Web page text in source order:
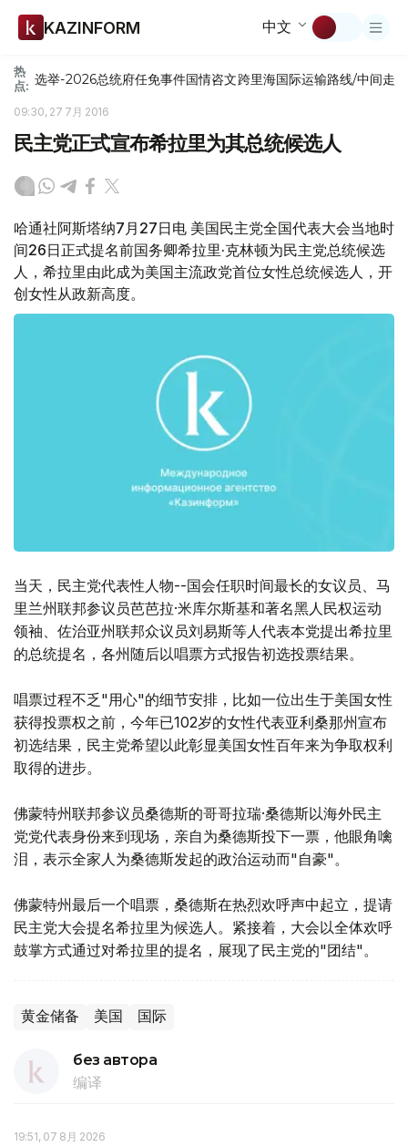
KAZINFORM 中文
热
点: 选举-2026总统府任免事件国情咨文跨里海国际运输路线/中间走廊
09:30, 27 7月 2016
民主党正式宣布希拉里为其总统候选人
哈通社阿斯塔纳7月27日电 美国民主党全国代表大会当地时
间26日正式提名前国务卿希拉里·克林顿为民主党总统候选
人，希拉里由此成为美国主流政党首位女性总统候选人，开
创女性从政新高度。
当天，民主党代表性人物--国会任职时间最长的女议员、马
里兰州联邦参议员芭芭拉·米库尔斯基和著名黑人民权运动
领袖、佐治亚州联邦众议员刘易斯等人代表本党提出希拉里
的总统提名，各州随后以唱票方式报告初选投票结果。
唱票过程不乏"用心"的细节安排，比如一位出生于美国女性
获得投票权之前，今年已102岁的女性代表亚利桑那州宣布
初选结果，民主党希望以此彰显美国女性百年来为争取权利
取得的进步。
佛蒙特州联邦参议员桑德斯的哥哥拉瑞·桑德斯以海外民主
党党代表身份来到现场，亲自为桑德斯投下一票，他眼角噙
泪，表示全家人为桑德斯发起的政治运动而"自豪"。
佛蒙特州最后一个唱票，桑德斯在热烈欢呼声中起立，提请
民主党大会提名希拉里为候选人。紧接着，大会以全体欢呼
鼓掌方式通过对希拉里的提名，展现了民主党的"团结"。
黄金储备 美国 国际
без автора
编译
19:51, 07 8月 2026